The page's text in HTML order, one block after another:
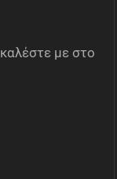
με στο